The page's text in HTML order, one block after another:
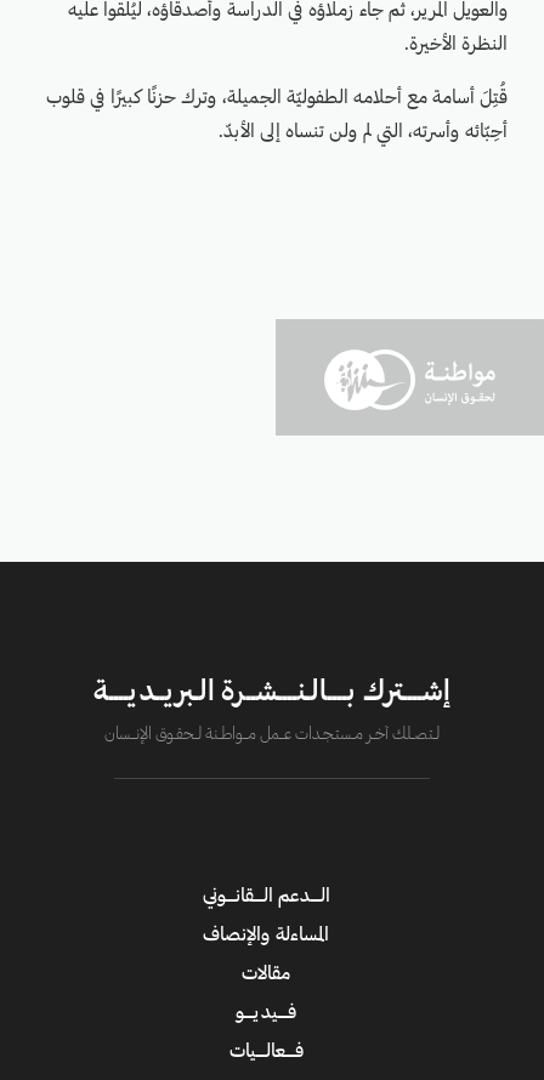
والعويل المرير، ثم جاء زملاؤه في الدراسة وأصدقاؤه، ليُلقوا عليه
النظرة الأخيرة.
قُتِلَ أسامة مع أحلامه الطفوليّة الجميلة، وترك حزنًا كبيرًا في قلوب
أحِبّائه وأسرته، التي لم ولن تنساه إلى الأبدّ.
إشــــترك بــــالـنــــشــرة الـبريــديــــة
لــتصــلك آخــر مــستـجــدات عــــمل مــــواطــنة لـــحقــوق الإنــــسان
الــــدعم الــــقانــــوني
المساءلة والإنصاف
مقالات
فــــيديــــو
فــــعالــــيات